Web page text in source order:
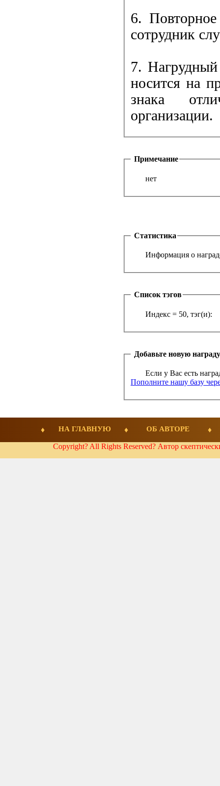
6.
сотрудник
7.
носится на
знака
организации.
Примечание
нет
Статистика
Информация о
Список тэгов
Индекс = 50, тэг(и):
Добавьте новую награду
Если у Вас есть
Пополните нашу базу
НА ГЛАВНУЮ ОБ АВТОРЕ
Copyright? All Rights Reserved? Автор